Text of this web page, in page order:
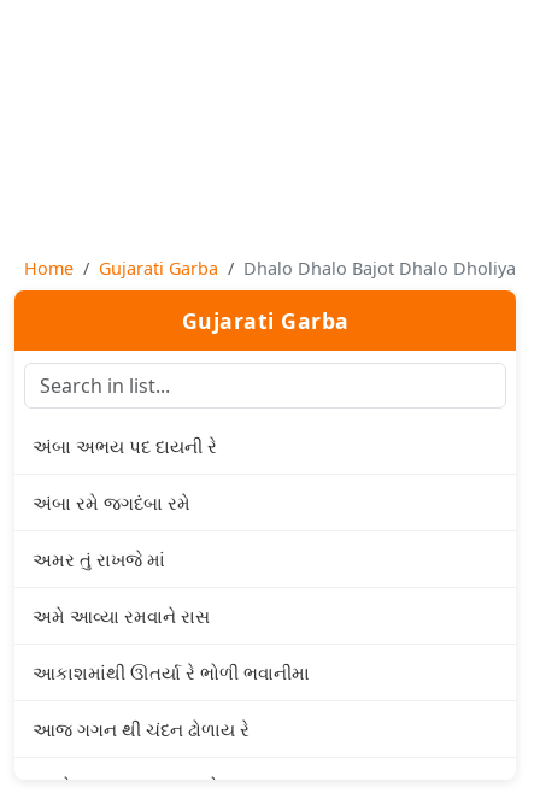
Home Gujarati Garba Dhalo Dhalo Bajot Dhalo Dholiya
Gujarati Garba
અંબા અભય પદ દાયની રે
અંબા રમે જગદંબા રમે
અમર તું રાખજે માં
અમે આવ્યા રમવાને રાસ
આકાશમાંથી ઊતર્યા રે ભોળી ભવાનીમા
આજ ગગન થી ચંદન ઢોળાય રે
આતો મારા માજીના રથનો રણકાર